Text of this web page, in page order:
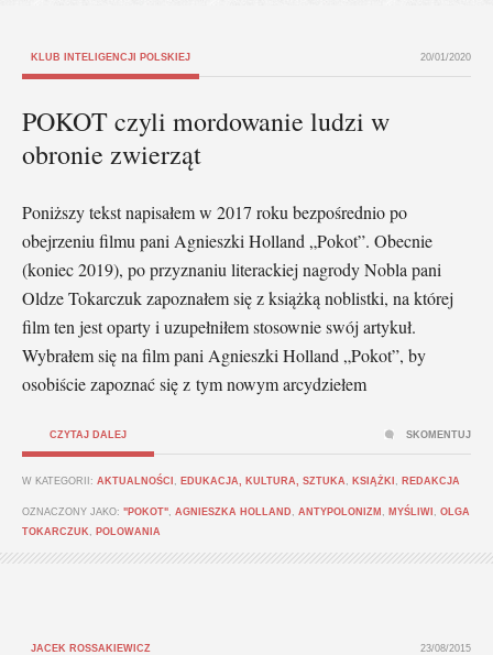
KLUB INTELIGENCJI POLSKIEJ 20/01/2020
POKOT czyli mordowanie ludzi w
obronie zwierząt
Poniższy tekst napisałem w 2017 roku bezpośrednio po
obejrzeniu filmu pani Agnieszki Holland „Pokot”. Obecnie
(koniec 2019), po przyznaniu literackiej nagrody Nobla pani
Oldze Tokarczuk zapoznałem się z książką noblistki, na której
film ten jest oparty i uzupełniłem stosownie swój artykuł.
Wybrałem się na film pani Agnieszki Holland „Pokot”, by
osobiście zapoznać się z tym nowym arcydziełem
CZYTAJ DALEJ
W KATEGORII: AKTUALNOŚCI EDUKACJA, KULTURA, SZTUKA KSIĄŻKI REDAKCJA
OZNACZONY JAKO: "POKOT" AGNIESZKA HOLLAND ANTYPOLONIZM MYŚLIWI
OLGA
TOKARCZUK
POLOWANIA
SKOMENTUJ
JACEK ROSSAKIEWICZ 23/08/2015